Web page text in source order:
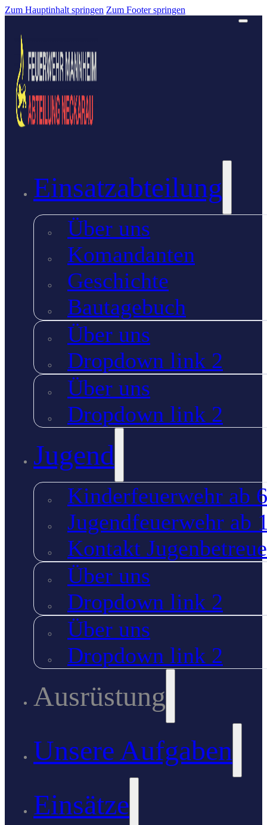
Zum Hauptinhalt springen Zum Footer springen
Einsatzabteilung
Über uns
Komandanten
Geschichte
Bautagebuch
Über uns
Dropdown link 2
Über uns
Dropdown link 2
Jugend
Kinderfeuerwehr ab
Jugendfeuerwehr ab
Kontakt
Über uns
Dropdown link 2
Über uns
Dropdown link 2
Ausrüstung
Unsere Aufgaben
Einsätze